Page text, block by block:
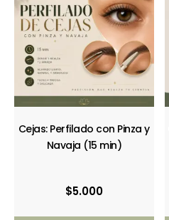
Cejas: Perfilado con Pinza y
Navaja (15 min)
$5.000